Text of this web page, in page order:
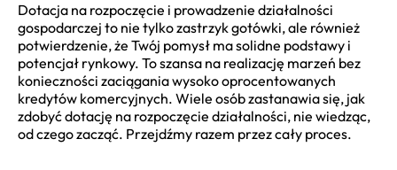
Dotacja na rozpoczęcie i prowadzenie działalności
gospodarczej to nie tylko zastrzyk gotówki, ale również
potwierdzenie, że Twój pomysł ma solidne podstawy i
potencjał rynkowy. To szansa na realizację marzeń bez
konieczności zaciągania wysoko oprocentowanych
kredytów komercyjnych. Wiele osób zastanawia się, jak
zdobyć dotację na rozpoczęcie działalności, nie wiedząc,
od czego zacząć. Przejdźmy razem przez cały proces.